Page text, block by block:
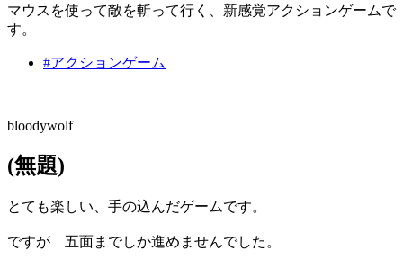
マウスを使って敵を斬って行く、新感覚アクションゲームで
す。
#アクションゲーム
bloodywolf
(無題)
とても楽しい、手の込んだゲームです。
ですが 五面までしか進めませんでした。